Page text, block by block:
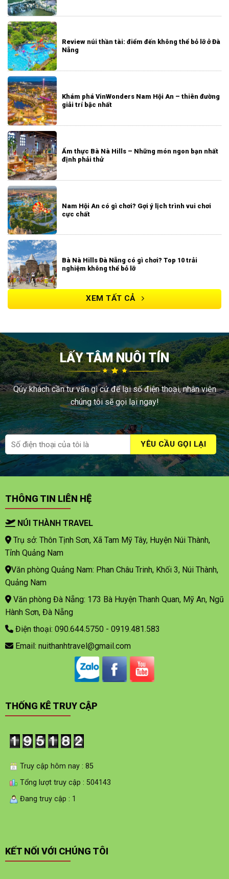
Review núi thần tài: điểm đến không thể bỏ lỡ ở Đà
Nẵng
Khám phá VinWonders Nam Hội An – thiên đường
giải trí bậc nhất
Ẩm thực Bà Nà Hills – Những món ngon bạn nhất
định phải thử
Nam Hội An có gì chơi? Gợi ý lịch trình vui chơi
cực chất
Bà Nà Hills Đà Nẵng có gì chơi? Top 10 trải
nghiệm không thể bỏ lỡ
XEM TẤT CẢ
LẤY TÂM NUÔI TÍN
Qúy khách cần tư vấn gì cứ để lại số điện thoại, nhân viên
chúng tôi sẽ gọi lại ngay!
THÔNG TIN LIÊN HỆ
NÚI THÀNH TRAVEL
Trụ sở: Thôn Tịnh Sơn, Xã Tam Mỹ Tây, Huyện Núi Thành,
Tỉnh Quảng Nam
Văn phòng Quảng Nam: Phan Châu Trinh, Khối 3, Núi Thành,
Quảng Nam
Văn phòng Đà Nẵng: 173 Bà Huyện Thanh Quan, Mỹ An, Ngũ
Hành Sơn, Đà Nẵng
Điện thoại: 090.644.5750 - 0919.481.583
Email: nuithanhtravel@gmail.com
THỐNG KÊ TRUY CẬP
Truy cập hôm nay : 85
Tổng lượt truy cập : 504143
Đang truy cập : 1
KẾT NỐI VỚI CHÚNG TÔI